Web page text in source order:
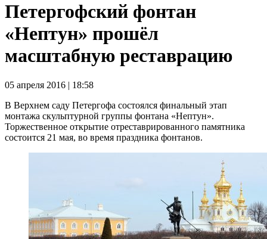
Петергофский фонтан
«Нептун» прошёл
масштабную реставрацию
05 апреля 2016 | 18:58
В Верхнем саду Петергофа состоялся финальный этап
монтажа скульптурной группы фонтана «Нептун».
Торжественное открытие отреставрированного памятника
состоится 21 мая, во время праздника фонтанов.